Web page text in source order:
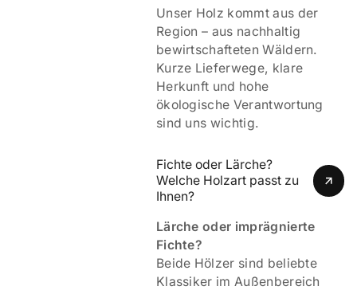
Unser Holz kommt aus der
Region – aus nachhaltig
bewirtschafteten Wäldern.
Kurze Lieferwege, klare
Herkunft und hohe
ökologische Verantwortung
sind uns wichtig.
Fichte oder Lärche?
Welche Holzart passt zu
Ihnen?
Lärche oder imprägnierte
Fichte?
Beide Hölzer sind beliebte
Klassiker im Außenbereich